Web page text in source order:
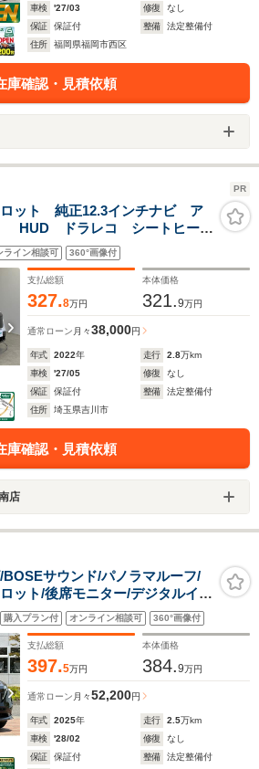
車検
'27/03 修復
なし
保証
保証付 整備
法定整備付
住所
福岡県福岡市西区
庫確認・見積依頼
PR
ット 純正12.3インチナビ ア
HUD ドラレコ シートヒータ
ムミラー ステアリングヒー
充電 オートハイビーム
ライン相談可 360°画像付
支払総額
327.8万円
本体価格
321.9万円
通常ローン 月々38,000円
年式 2022年 走行 2.8万km
車検
'27/05 修復
なし
保証
保証付 整備
法定整備付
住所
埼玉県吉川市
庫確認・見積依頼
店
サウンド/パノラマルーフ/
ット/後席モニター/デジタルイン
レコーダー/ビルトインETC2.0/
ヒーター
購入プラン付 オンライン相談可 360°画像付
支払総額
397.5万円
本体価格
384.9万円
通常ローン 月々52,200円
年式 2025年 走行 2.5万km
車検
'28/02 修復
なし
保証
保証付 整備
法定整備付